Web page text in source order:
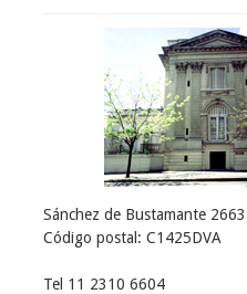
Sánchez de Bustamante 2663
Código postal: C1425DVA
Tel 11 2310 6604